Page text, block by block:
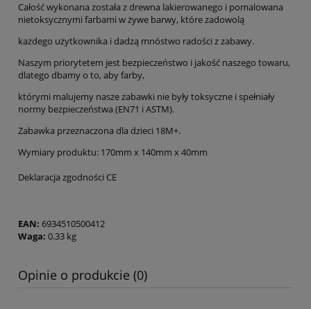
Całość wykonana została z drewna lakierowanego i pomalowana
nietoksycznymi farbami w żywe barwy, które zadowolą
każdego użytkownika i dadzą mnóstwo radości z zabawy.
Naszym priorytetem jest bezpieczeństwo i jakość naszego towaru,
dlatego dbamy o to, aby farby,
którymi malujemy nasze zabawki nie były toksyczne i spełniały
normy bezpieczeństwa (EN71 i ASTM).
Zabawka przeznaczona dla dzieci 18M+.
Wymiary produktu: 170mm x 140mm x 40mm
Deklaracja zgodności CE
EAN: 6934510500412
Waga: 0.33 kg
Opinie o produkcie (0)